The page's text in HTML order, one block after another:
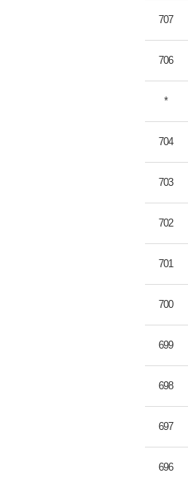
707
706
*
704
703
702
701
700
699
698
697
696